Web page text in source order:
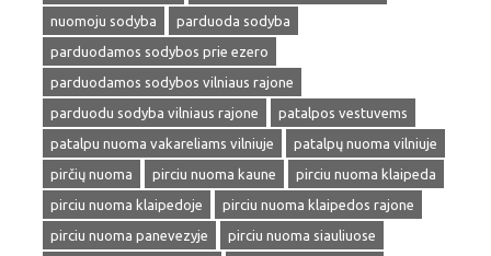
nuomoju sodyba
parduoda sodyba
parduodamos sodybos prie ezero
parduodamos sodybos vilniaus rajone
parduodu sodyba vilniaus rajone
patalpos vestuvems
patalpu nuoma vakareliams vilniuje
patalpų nuoma vilniuje
pirčių nuoma
pirciu nuoma kaune
pirciu nuoma klaipeda
pirciu nuoma klaipedoje
pirciu nuoma klaipedos rajone
pirciu nuoma panevezyje
pirciu nuoma siauliuose